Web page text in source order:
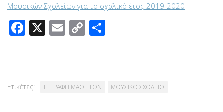
Μουσικών Σχολείων για το σχολικό έτος 2019-2020
Facebook
X Email
Copy
Ετικέτες: ΕΓΓΡΑΦΗ ΜΑΘΗΤΩΝ ΜΟΥΣΙΚΟ ΣΧΟΛΕΙΟ